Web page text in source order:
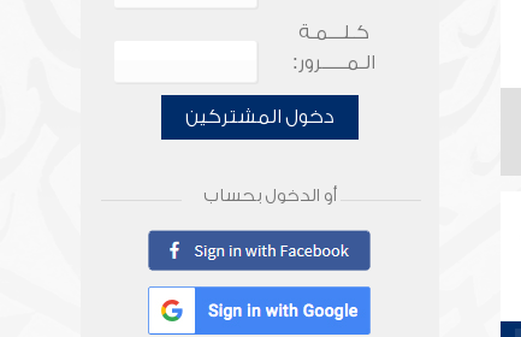
كـلـــمـة
الـمـــــرور:
دخول المشتركين
أو الدخول بحساب